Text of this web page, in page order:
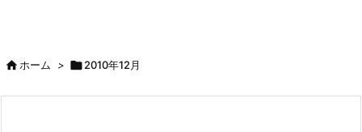
ホーム > 2010年12月